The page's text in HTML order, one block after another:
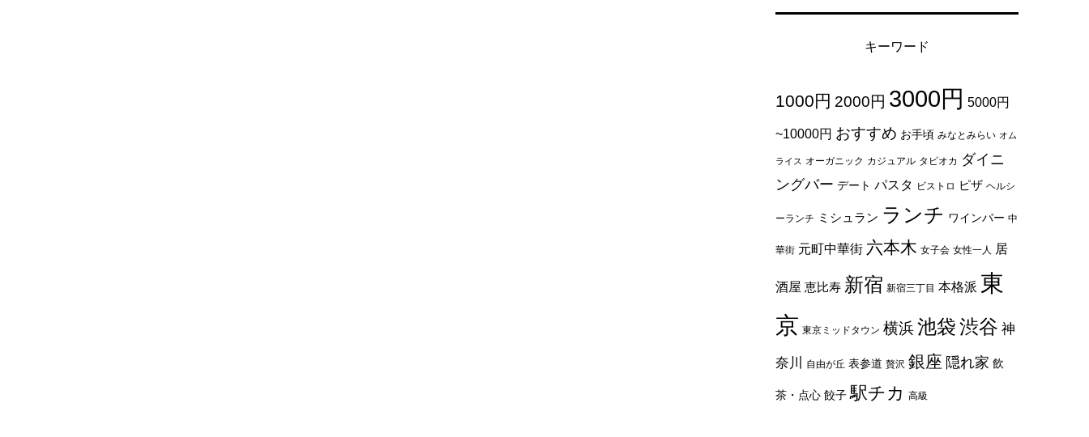
キーワード
1000円 2000円 3000円 5000円
~10000円 おすすめ お手頃 みなとみらい オム
ライス オーガニック カジュアル タピオカ ダイニ
ングバー デート パスタ ビストロ ピザ ヘルシ
ーランチ ミシュラン ランチ ワインバー 中
華街 元町中華街 六本木 女子会 女性一人 居
酒屋 恵比寿 新宿 新宿三丁目 本格派 東
京 東京ミッドタウン 横浜池袋渋谷 神
奈川 自由が丘 表参道 贅沢 銀座 隠れ家 飲
茶・点心 餃子 駅チカ 高級